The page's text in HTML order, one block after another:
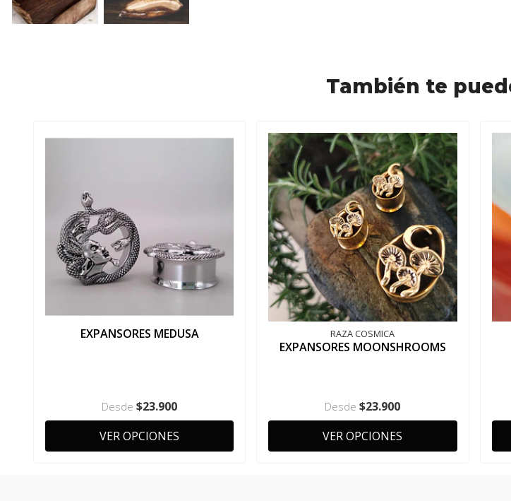
También te
EXPANSORES MEDUSA
Desde$23.900
VER OPCIONES
RAZA COSMICA
EXPANSORES MOONSHROOMS
Desde$23.900
VER OPCIONES